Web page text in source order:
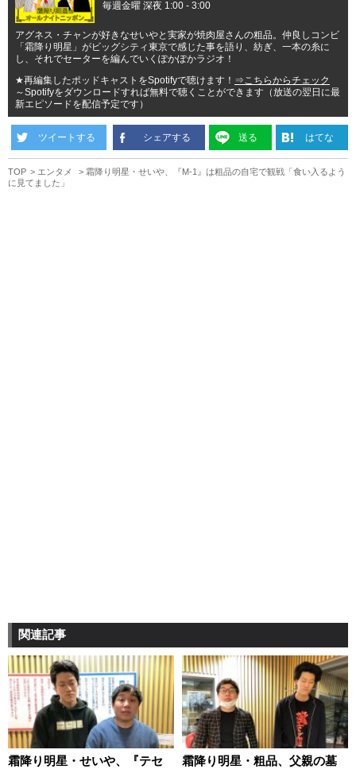
毎週金曜 深夜 1:00 - 3:00
アグネス・チャンが好きなせいやと実家が焼肉屋さんの粗品。仲良しコンビ
「霜降り明星」がビッグシティ東京で感じた事を語り、紡ぎ、一本の糸に
し、それでセーターを編んでいくぽかぽかラジオ！
★再編集したポッドキャストをSpotifyで聴けます！ ⇒こちらからチェック
～Spotifyをダウンロードすれば無料で聴くことができます（放送の翌日に最
新エピソードを配信予定です）
ツイートする シェアする 送る はてな
TOP エンタメ
霜降り明星・せいや、『M-1』は粗品の自宅で観戦「食い入るよう
に見てました」
関連記事
霜降り明星・せいや、『テセ
霜降り明星・粗品、父親の墓